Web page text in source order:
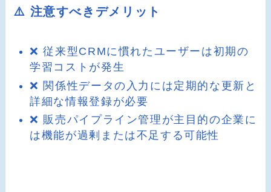
⚠️ 注意すべきデメリット
❌ 従来型CRMに慣れたユーザーは初期の
学習コストが発生
❌ 関係性データの入力には定期的な更新と
詳細な情報登録が必要
❌ 販売パイプライン管理が主目的の企業に
は機能が過剰または不足する可能性